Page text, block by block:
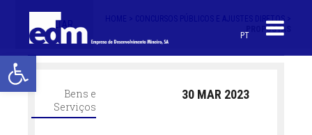
Open toolbar
PT
< VOLTAR
CONCURSOS PÚBLICOS E AJUSTES DIRETOS >
PROPOSTAS
Bens e
Serviços
30 MAR 2023